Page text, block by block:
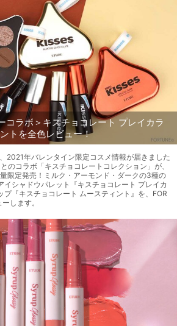
コラボ＞キスチョコレート プレイカラ
トを全色レビュー！
2021年バレンタイン限定コスメ情報が届きました
のコラボ「キスチョコレートコレクション」が、
限定発売！ミルク・アーモンド・ダークの3種の
イシャドウパレット『キスチョコレート プレイカ
プ『キスチョコレート ムースティント』を、FOR
します。